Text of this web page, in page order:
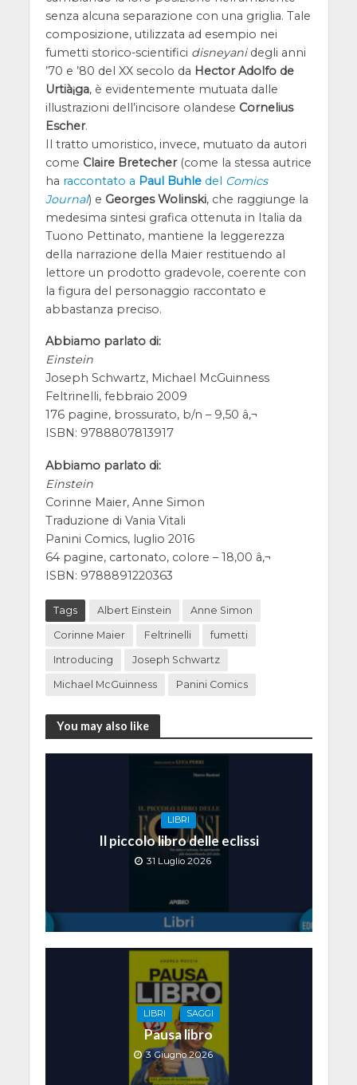
senza alcuna separazione con una griglia. Tale
composizione, utilizzata ad esempio nei
fumetti storico-scientifici disneyanidegli anni
’70 e ’80 del XX secolo da Hector Adolfo de
Urtià¡ga, è evidentemente mutuata dalle
illustrazioni dell’incisore olandese Cornelius
Escher.
Il tratto umoristico, invece, mutuato da autori
come Claire Bretecher(come la stessa autrice
ha raccontato a Paul Buhledel Comics
Journal) e Georges Wolinski, che raggiunge la
medesima sintesi grafica ottenuta in Italia da
Tuono Pettinato, mantiene la leggerezza
della narrazione della Maier restituendo al
lettore un prodotto gradevole, coerente con
la figura del personaggio raccontato e
abbastanza preciso.
Abbiamo parlato di:
Einstein
Joseph Schwartz, Michael McGuinness
Feltrinelli, febbraio 2009
176 pagine, brossurato, b/n – 9,50 â‚¬
ISBN: 9788807813917
Abbiamo parlato di:
Einstein
Corinne Maier, Anne Simon
Traduzione di Vania Vitali
Panini Comics, luglio 2016
64 pagine, cartonato, colore – 18,00 â‚¬
ISBN: 9788891220363
Tags Albert Einstein Anne Simon
Corinne Maier Feltrinelli fumetti
Introducing Joseph Schwartz
Michael McGuinness Panini Comics
You may also like
LIBRI
Il piccolo libro delle eclissi
31 Luglio 2026
LIBRI SAGGI
Pausa libro
3 Giugno 2026